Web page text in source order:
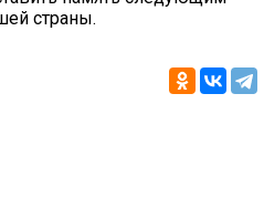
страны.